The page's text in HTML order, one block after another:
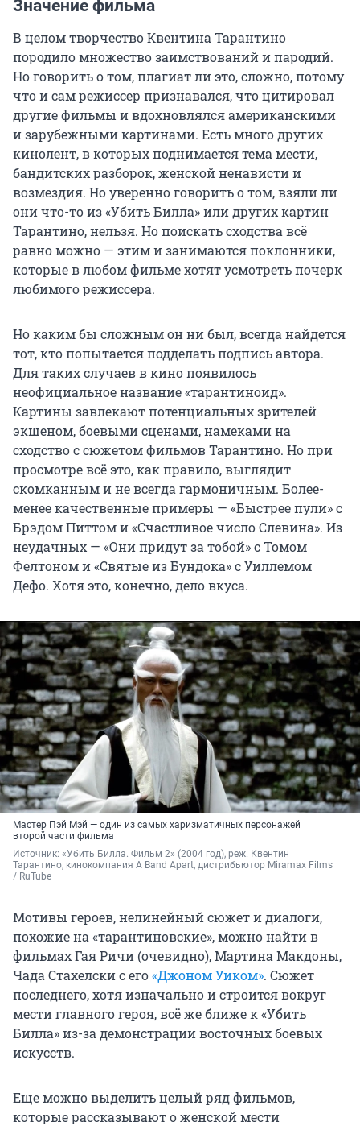
Значение фильма
В целом творчество Квентина Тарантино
породило множество заимствований и пародий.
Но говорить о том, плагиат ли это, сложно, потому
что и сам режиссер признавался, что цитировал
другие фильмы и вдохновлялся американскими
и зарубежными картинами. Есть много других
кинолент, в которых поднимается тема мести,
бандитских разборок, женской ненависти и
возмездия. Но уверенно говорить о том, взяли ли
они что-то из «Убить Билла» или других картин
Тарантино, нельзя. Но поискать сходства всё
равно можно — этим и занимаются поклонники,
которые в любом фильме хотят усмотреть почерк
любимого режиссера.
Но каким бы сложным он ни был, всегда найдется
тот, кто попытается подделать подпись автора.
Для таких случаев в кино появилось
неофициальное название «тарантиноид».
Картины завлекают потенциальных зрителей
экшеном, боевыми сценами, намеками на
сходство с сюжетом фильмов Тарантино. Но при
просмотре всё это, как правило, выглядит
скомканным и не всегда гармоничным. Более-
менее качественные примеры — «Быстрее пули» с
Брэдом Питтом и «Счастливое число Слевина». Из
неудачных — «Они придут за тобой» с Томом
Фелтоном и «Святые из Бундока» с Уиллемом
Дефо. Хотя это, конечно, дело вкуса.
Мастер Пэй Мэй — один из самых харизматичных персонажей
второй части фильма
Источник: «Убить Билла. Фильм 2» (2004 год), реж. Квентин
Тарантино, кинокомпания A Band Apart, дистрибьютор Miramax Films
/ RuTube
Мотивы героев, нелинейный сюжет и диалоги,
похожие на «тарантиновские», можно найти в
фильмах Гая Ричи (очевидно), Мартина Макдоны,
Чада Стахелски с его«Джоном Уиком». Сюжет
последнего, хотя изначально и строится вокруг
мести главного героя, всё же ближе к «Убить
Билла» из-за демонстрации восточных боевых
искусств.
Еще можно выделить целый ряд фильмов,
которые рассказывают о женской мести